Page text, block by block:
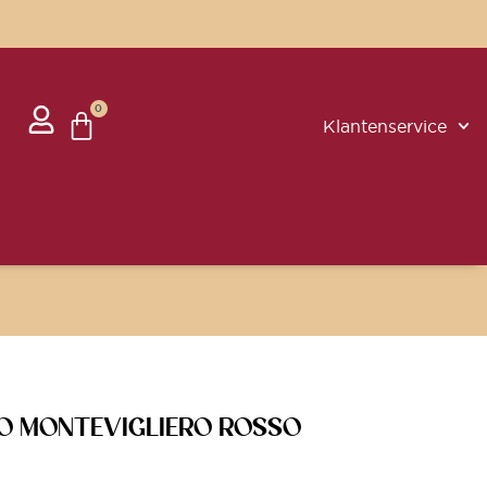
0
Klantenservice
MONTEVIGLIERO ROSSO